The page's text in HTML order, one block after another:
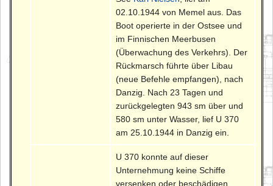
02.10.1944 von Memel aus. Das
Boot operierte in der Ostsee und
im Finnischen Meerbusen
(Überwachung des Verkehrs). Der
Rückmarsch führte über Libau
(neue Befehle empfangen), nach
Danzig. Nach 23 Tagen und
zurückgelegten 943 sm über und
580 sm unter Wasser, lief U 370
am 25.10.1944 in Danzig ein.
U 370 konnte auf dieser
Unternehmung keine Schiffe
versenken oder beschädigen.